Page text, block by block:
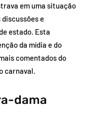
em uma situação
e
estado. Esta
da mídia e do
comentados do
carnaval.
dama